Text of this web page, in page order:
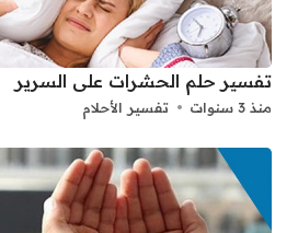
تفسير حلم الحشرات على السرير
منذ 3 سنوات تفسير الأحلام